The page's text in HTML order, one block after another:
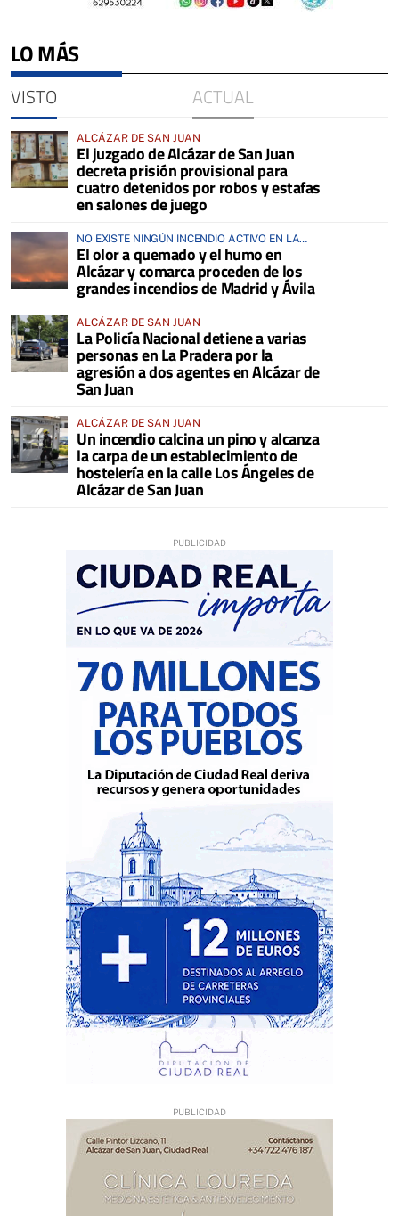
LO MÁS
VISTO ACTUAL
ALCÁZAR DE SAN JUAN
El juzgado de Alcázar de San Juan
decreta prisión provisional para
cuatro detenidos por robos y estafas
en salones de juego
NO EXISTE NINGÚN INCENDIO ACTIVO EN LA
COMARCA
El olor a quemado y el humo en
Alcázar y comarca proceden de los
grandes incendios de Madrid y Ávila
ALCÁZAR DE SAN JUAN
La Policía Nacional detiene a varias
personas en La Pradera por la
agresión a dos agentes en Alcázar de
San Juan
ALCÁZAR DE SAN JUAN
Un incendio calcina un pino y alcanza
la carpa de un establecimiento de
hostelería en la calle Los Ángeles de
Alcázar de San Juan